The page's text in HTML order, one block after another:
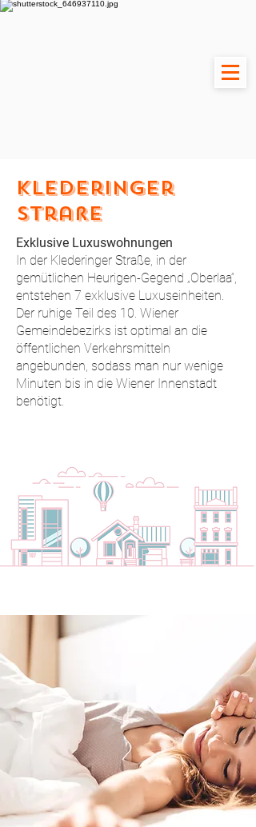
Klederinger
Straße
Exklusive Luxuswohnungen
In der Klederinger Straße, in der
gemütlichen Heurigen-Gegend „Oberlaa“,
entstehen 7 exklusive Luxuseinheiten.
Der ruhige Teil des 10. Wiener
Gemeindebezirks ist optimal an die
öffentlichen Verkehrsmitteln
angebunden, sodass man nur wenige
Minuten bis in die Wiener Innenstadt
benötigt.